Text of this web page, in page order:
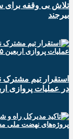
بیرجند
استقرار تیم مشترک
در عملیات پروازی